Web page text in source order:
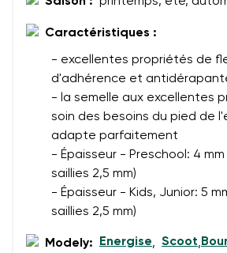
Modifier
Caractéristiques :
- excellentes propriétés de
d'adhérence et
- la semelle aux excellentes
soin des besoins du pied de
adapte parfaitement
- Épaisseur - Preschool: 4 mm
saillies 2,5 mm)
- Épaisseur - Kids, Junior: 5
saillies 2,5 mm)
Modely: Energise, Scoot,
Question
J'accepte qu'on traite mes
les termes
ces conditions et leur
Commentaire écrit
Évaluation
J'accepte qu'on traite mes
les termesces conditions